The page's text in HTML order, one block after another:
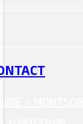
un défunt
–